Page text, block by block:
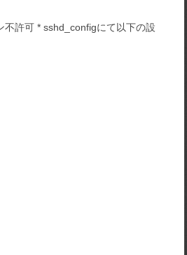
許可 * sshd_configにて以下の設